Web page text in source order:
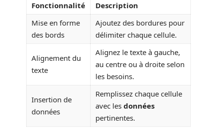
Fonctionnalité
Description
Mise en forme
des bords
Ajoutez des bordures pour
délimiter chaque cellule.
Alignement du
texte
Alignez le texte à gauche,
au centre ou à droite selon
les besoins.
Insertion de
données
Remplissez chaque cellule
avec les données
pertinentes.